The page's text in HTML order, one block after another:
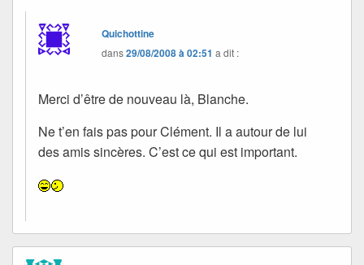
Quichottine
dans29/08/2008 à 02:51 a dit :
Merci d’être de nouveau là, Blanche.
Ne t’en fais pas pour Clément. Il a autour de lui
des amis sincères. C’est ce qui est important.